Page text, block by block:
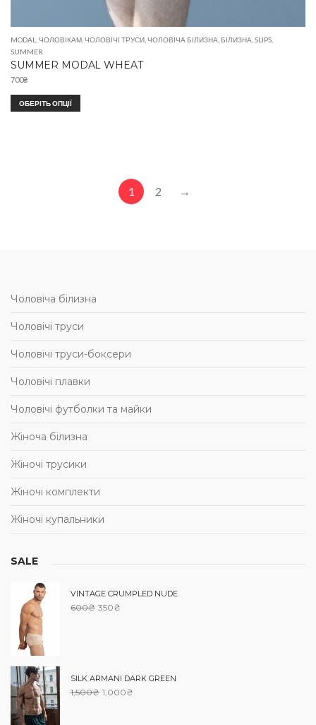
MODAL ЧОЛОВІКАМ ЧОЛОВІЧІ ТРУСИ ЧОЛОВІЧА БІЛИЗНА БІЛИЗНА SLIPS
SUMMER
SUMMER MODAL WHEAT
700₴
ОБЕРІТЬ ОПЦІЇ
1 2 →
Чоловіча білизна
Чоловічі труси
Чоловічі труси-боксери
Чоловічі плавки
Чоловічі футболки та майки
Жіноча білизна
Жіночі трусики
Жіночі комплекти
Жіночі купальники
SALE
VINTAGE CRUMPLED NUDE
600₴ 350₴
SILK ARMANI DARK GREEN
1,500₴ 1,000₴